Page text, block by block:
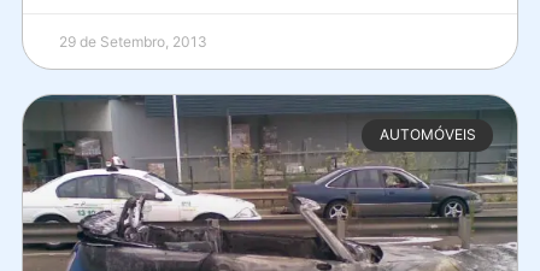
29 de Setembro, 2013
AUTOMÓVEIS